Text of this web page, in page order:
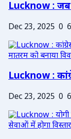
Lucknow : जब
Dec 23, 2025 0
Lucknow :
Dec 23, 2025 0